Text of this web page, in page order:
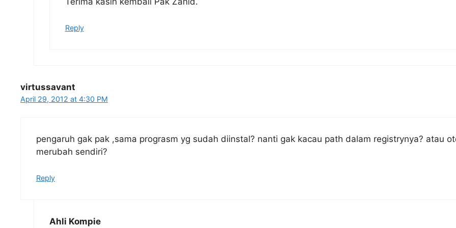
Reply
virtussavant
April 29, 2012 at 4:30 PM
pengaruh gak pak ,sama prograsm yg sudah diinstal? nanti gak kacau path dalam registrynya? atau
merubah sendiri?
Reply
Ahli Kompie